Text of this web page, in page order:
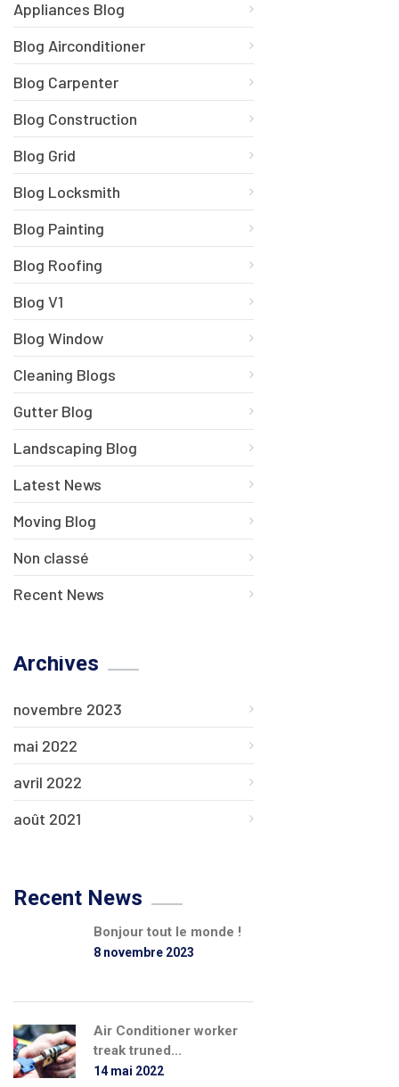
Appliances Blog
Blog Airconditioner
Blog Carpenter
Blog Construction
Blog Grid
Blog Locksmith
Blog Painting
Blog Roofing
Blog V1
Blog Window
Cleaning Blogs
Gutter Blog
Landscaping Blog
Latest News
Moving Blog
Non classé
Recent News
Archives
novembre 2023
mai 2022
avril 2022
août 2021
Recent News
Bonjour tout le monde !
8 novembre 2023
Air Conditioner worker
treak truned...
14 mai 2022